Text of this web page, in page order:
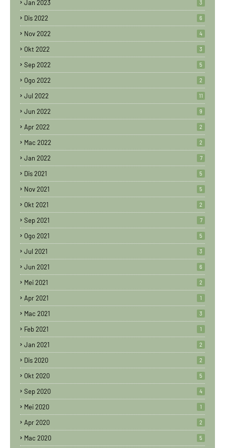
Jan 2023 3
Dis 2022 6
Nov 2022 4
Okt 2022 3
Sep 2022 5
Ogo 2022 2
Jul 2022 11
Jun 2022 9
Apr 2022 2
Mac 2022 2
Jan 2022 7
Dis 2021 5
Nov 2021 5
Okt 2021 2
Sep 2021 7
Ogo 2021 5
Jul 2021 3
Jun 2021 6
Mei 2021 2
Apr 2021 1
Mac 2021 3
Feb 2021 1
Jan 2021 2
Dis 2020 2
Okt 2020 5
Sep 2020 4
Mei 2020 1
Apr 2020 2
Mac 2020 5